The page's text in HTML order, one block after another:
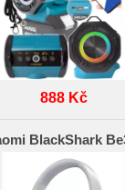
888 Kč
BlackShark